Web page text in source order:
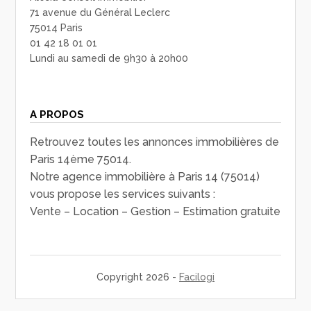
71 avenue du Général Leclerc
75014 Paris
01 42 18 01 01
Lundi au samedi de 9h30 à 20h00
A PROPOS
Retrouvez toutes les annonces immobilières de
Paris 14ème 75014.
Notre agence immobilière à Paris 14 (75014)
vous propose les services suivants :
Vente – Location – Gestion – Estimation gratuite
Copyright 2026 - Facilogi